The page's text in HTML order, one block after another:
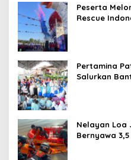
Peserta
Rescue
Pertamina
Salurkan
Nelayan Loa
Bernyawa